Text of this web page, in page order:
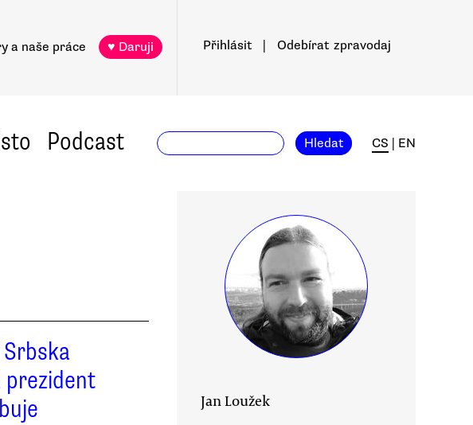
a naše práce ♥ Daruji Přihlásit Odebírat zpravodaj
Podcast Hledat CS EN
prezident
Jan Loužek